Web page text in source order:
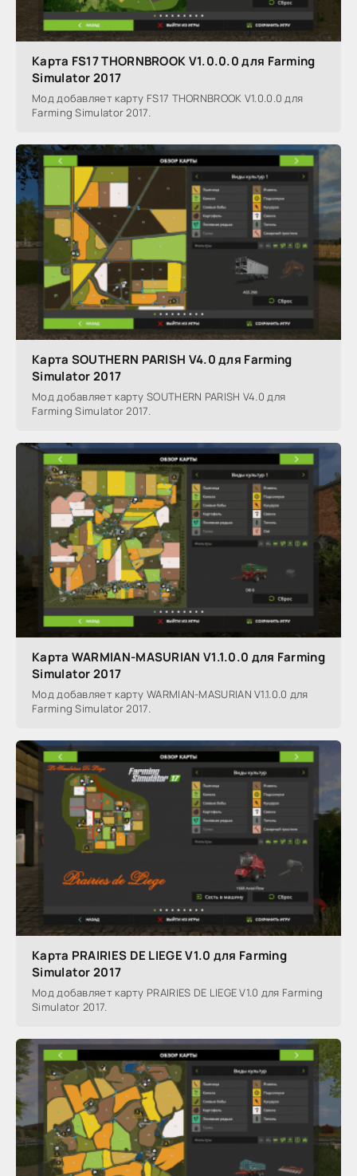
Карта FS17 THORNBROOK V1.0.0.0 для Farming
Simulator 2017
Мод добавляет карту FS17 THORNBROOK V1.0.0.0 для
Farming Simulator 2017.
Карта SOUTHERN PARISH V4.0 для Farming
Simulator 2017
Мод добавляет карту SOUTHERN PARISH V4.0 для
Farming Simulator 2017.
Карта WARMIAN-MASURIAN V1.1.0.0 для Farming
Simulator 2017
Мод добавляет карту WARMIAN-MASURIAN V1.1.0.0 для
Farming Simulator 2017.
Карта PRAIRIES DE LIEGE V1.0 для Farming
Simulator 2017
Мод добавляет карту PRAIRIES DE LIEGE V1.0 для Farming
Simulator 2017.